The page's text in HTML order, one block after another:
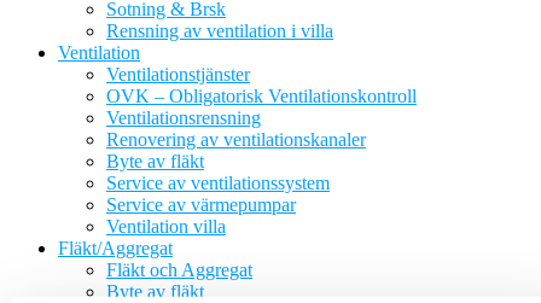
Sotning & Brsk
Rensning av ventilation i villa
Ventilation
Ventilationstjänster
OVK – Obligatorisk Ventilationskontroll
Ventilationsrensning
Renovering av ventilationskanaler
Byte av fläkt
Service av ventilationssystem
Service av värmepumpar
Ventilation villa
Fläkt/Aggregat
Fläkt och Aggregat
Byte av fläkt